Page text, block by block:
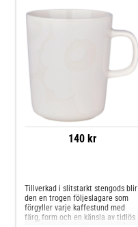
140 kr
Tillverkad i slitstarkt stengods blir
den en trogen följeslagare som
förgyller varje kaffestund med
färg, form och en känsla av tidlös